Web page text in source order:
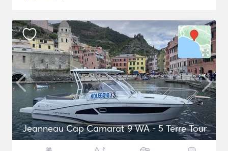
Jeanneau Cap Camarat 9 WA - 5 Terre Tour